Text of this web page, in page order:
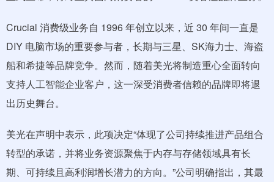
Crucial 消费级业务自 1996 年创立以来，近 30 年间一直是
DIY 电脑市场的重要参与者，长期与三星、SK海力士、海盗
船和希捷等品牌竞争。然而，随着美光将制造重心全面转向
支持人工智能企业客户，这一深受消费者信赖的品牌即将退
出历史舞台。
美光在声明中表示，此项决定“体现了公司持续推进产品组合
转型的承诺，并将业务资源聚焦于内存与存储领域具有长
期、可持续且高利润增长潜力的方向。”公司明确指出，其最